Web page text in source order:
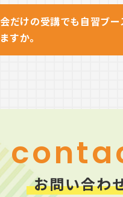
だけの受講でも自習ブー
すか。
お問い合わ